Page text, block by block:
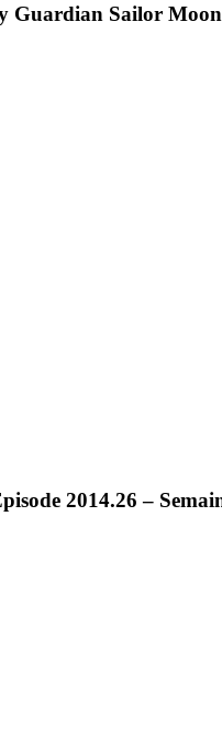
Guardian Sailor
2014.26 –